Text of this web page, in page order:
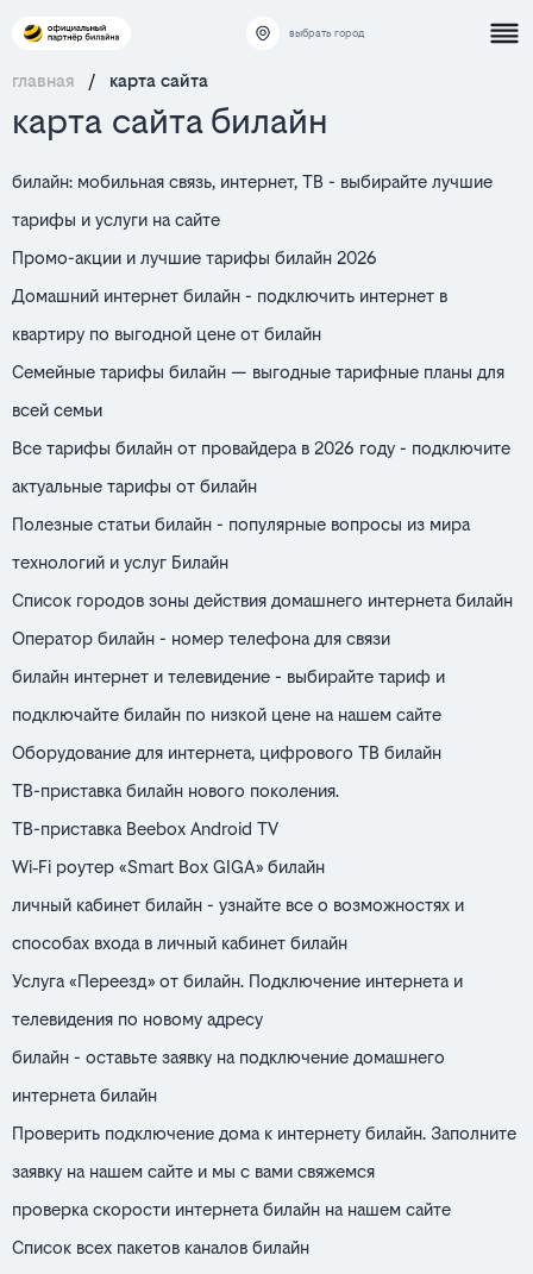
выбрать город
главная / карта сайта
карта сайта билайн
билайн: мобильная связь, интернет, ТВ - выбирайте лучшие
тарифы и услуги на сайте
Промо-акции и лучшие тарифы билайн 2026
Домашний интернет билайн - подключить интернет в
квартиру по выгодной цене от билайн
Семейные тарифы билайн — выгодные тарифные планы для
всей семьи
Все тарифы билайн от провайдера в 2026 году - подключите
актуальные тарифы от билайн
Полезные статьи билайн - популярные вопросы из мира
технологий и услуг Билайн
Список городов зоны действия домашнего интернета билайн
Оператор билайн - номер телефона для связи
билайн интернет и телевидение - выбирайте тариф и
подключайте билайн по низкой цене на нашем сайте
Оборудование для интернета, цифрового ТВ билайн
ТВ-приставка билайн нового поколения.
ТВ-приставка Beebox Android TV
Wi‑Fi роутер «Smart Box GIGA» билайн
личный кабинет билайн - узнайте все о возможностях и
способах входа в личный кабинет билайн
Услуга «Переезд» от билайн. Подключение интернета и
телевидения по новому адресу
билайн - оставьте заявку на подключение домашнего
интернета билайн
Проверить подключение дома к интернету билайн. Заполните
заявку на нашем сайте и мы с вами свяжемся
проверка скорости интернета билайн на нашем сайте
Список всех пакетов каналов билайн